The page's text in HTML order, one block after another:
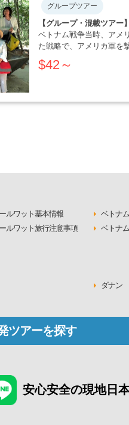
グループツアー
【グループ・混載ツアー】
ベトナム戦争当時、アメ
た戦略で、アメリカ軍を
か・・・・・
$42～
ルワット基本情報 ベトナ
ルワット旅行注意事項 ベトナ
ダナン
ツアーを探す
安心安全の現地日